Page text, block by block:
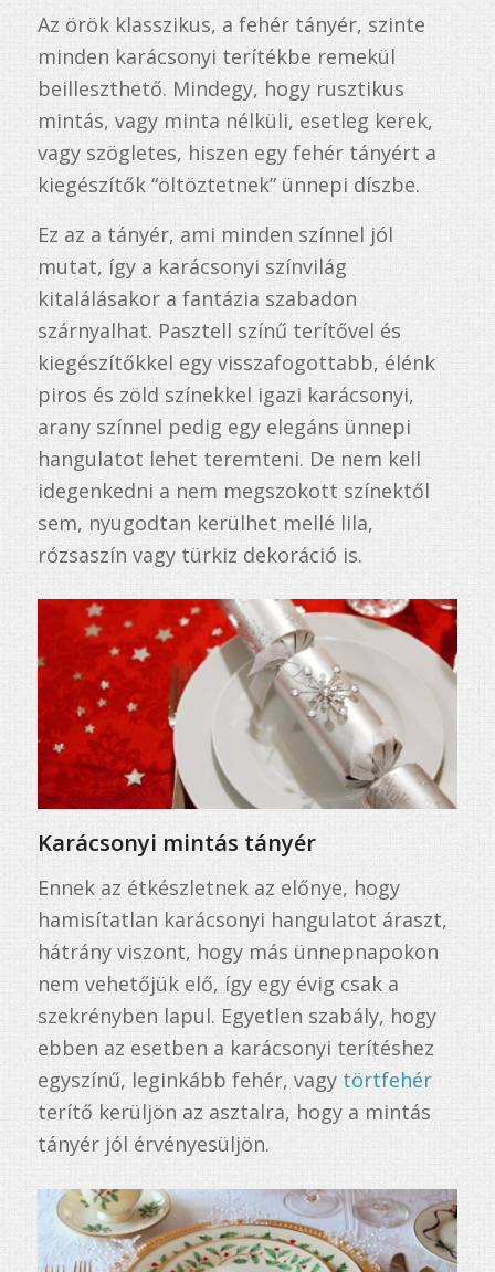
Az örök klasszikus, a fehér tányér, szinte
minden karácsonyi terítékbe remekül
beilleszthető. Mindegy, hogy rusztikus
mintás, vagy minta nélküli, esetleg kerek,
vagy szögletes, hiszen egy fehér tányért a
kiegészítők “öltöztetnek” ünnepi díszbe.
Ez az a tányér, ami minden színnel jól
mutat, így a karácsonyi színvilág
kitalálásakor a fantázia szabadon
szárnyalhat. Pasztell színű terítővel és
kiegészítőkkel egy visszafogottabb, élénk
piros és zöld színekkel igazi karácsonyi,
arany színnel pedig egy elegáns ünnepi
hangulatot lehet teremteni. De nem kell
idegenkedni a nem megszokott színektől
sem, nyugodtan kerülhet mellé lila,
rózsaszín vagy türkiz dekoráció is.
Karácsonyi mintás tányér
Ennek az étkészletnek az előnye, hogy
hamisítatlan karácsonyi hangulatot áraszt,
hátrány viszont, hogy más ünnepnapokon
nem vehetőjük elő, így egy évig csak a
szekrényben lapul. Egyetlen szabály, hogy
ebben az esetben a karácsonyi terítéshez
egyszínű, leginkább fehér, vagy törtfehér
terítő kerüljön az asztalra, hogy a mintás
tányér jól érvényesüljön.